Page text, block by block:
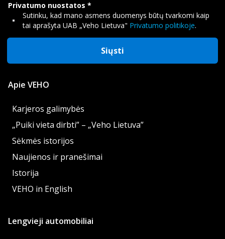
Privatumo nuostatos
Sutinku, kad mano asmens duomenys būtų tvarkomi kaip
tai aprašyta UAB „Veho Lietuva" Privatumo politikoje.
Siųsti
Apie VEHO
Karjeros galimybės
„Puiki vieta dirbti” – „Veho Lietuva”
Sėkmės istorijos
Naujienos ir pranešimai
Istorija
VEHO in English
Lengvieji automobiliai